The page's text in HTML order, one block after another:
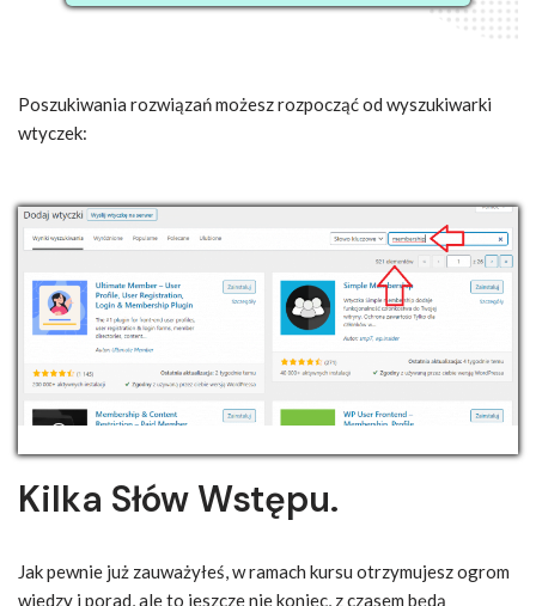
Poszukiwania rozwiązań możesz rozpocząć od wyszukiwarki
wtyczek:
Kilka Słów Wstępu.
Jak pewnie już zauważyłeś, w ramach kursu otrzymujesz ogrom
wiedzy i porad, ale to jeszcze nie koniec, z czasem będą